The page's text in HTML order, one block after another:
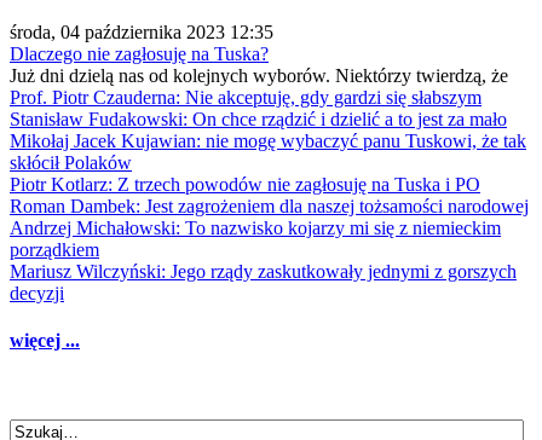
środa, 04 października 2023 12:35
Dlaczego nie zagłosuję na Tuska?
Już dni dzielą nas od kolejnych wyborów. Niektórzy twierdzą, że
Prof. Piotr Czauderna: Nie akceptuję, gdy gardzi się słabszym
Stanisław Fudakowski: On chce rządzić i dzielić a to jest za mało
Mikołaj Jacek Kujawian: nie mogę wybaczyć panu Tuskowi, że tak
skłócił Polaków
Piotr Kotlarz: Z trzech powodów nie zagłosuję na Tuska i PO
Roman Dambek: Jest zagrożeniem dla naszej tożsamości narodowej
Andrzej Michałowski: To nazwisko kojarzy mi się z niemieckim
porządkiem
Mariusz Wilczyński: Jego rządy zaskutkowały jednymi z gorszych
decyzji
więcej ...